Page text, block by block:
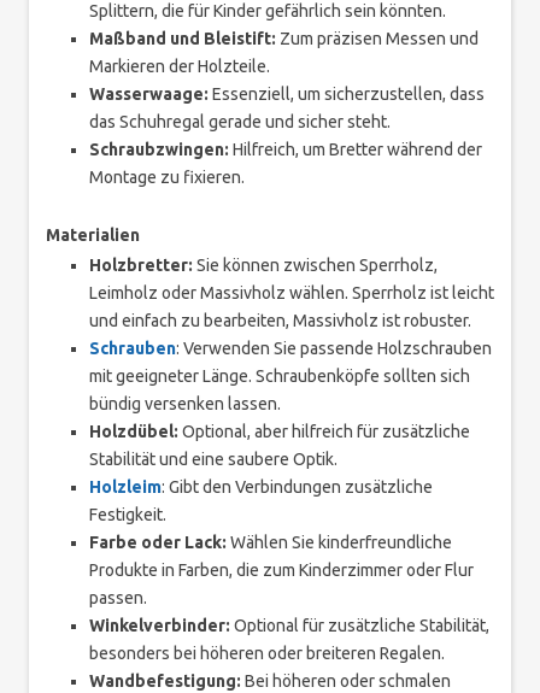
Splittern, die für Kinder gefährlich sein könnten.
Maßband und Bleistift: Zum präzisen Messen und
Markieren der Holzteile.
Wasserwaage: Essenziell, um sicherzustellen, dass
das Schuhregal gerade und sicher steht.
Schraubzwingen: Hilfreich, um Bretter während der
Montage zu fixieren.
Materialien
Holzbretter: Sie können zwischen Sperrholz,
Leimholz oder Massivholz wählen. Sperrholz ist leicht
und einfach zu bearbeiten, Massivholz ist robuster.
Schrauben: Verwenden Sie passende Holzschrauben
mit geeigneter Länge. Schraubenköpfe sollten sich
bündig versenken lassen.
Holzdübel: Optional, aber hilfreich für zusätzliche
Stabilität und eine saubere Optik.
Holzleim: Gibt den Verbindungen zusätzliche
Festigkeit.
Farbe oder Lack: Wählen Sie kinderfreundliche
Produkte in Farben, die zum Kinderzimmer oder Flur
passen.
Winkelverbinder: Optional für zusätzliche Stabilität,
besonders bei höheren oder breiteren Regalen.
Wandbefestigung: Bei höheren oder schmalen